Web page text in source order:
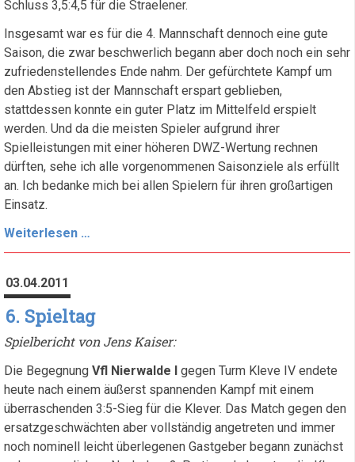
Schluss 3,5:4,5 für die Straelener.
Insgesamt war es für die 4. Mannschaft dennoch eine gute
Saison, die zwar beschwerlich begann aber doch noch ein sehr
zufriedenstellendes Ende nahm. Der gefürchtete Kampf um
den Abstieg ist der Mannschaft erspart geblieben,
stattdessen konnte ein guter Platz im Mittelfeld erspielt
werden. Und da die meisten Spieler aufgrund ihrer
Spielleistungen mit einer höheren DWZ-Wertung rechnen
dürften, sehe ich alle vorgenommenen Saisonziele als erfüllt
an. Ich bedanke mich bei allen Spielern für ihren großartigen
Einsatz.
Weiterlesen …
Spieltag
erreicht
03.04.2011
6. Spieltag
Spielbericht von Jens Kaiser:
Die Begegnung Vfl Nierwalde I gegen Turm Kleve IV endete
heute nach einem äußerst spannenden Kampf mit einem
überraschenden 3:5-Sieg für die Klever. Das Match gegen den
ersatzgeschwächten aber vollständig angetreten und immer
noch nominell leicht überlegenen Gastgeber begann zunächst